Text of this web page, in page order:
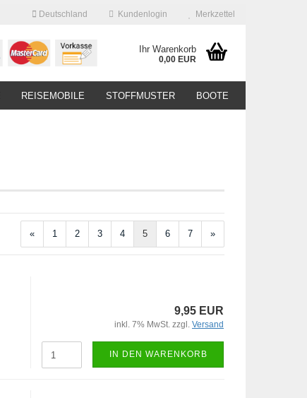
Deutschland Kundenlogin Merkzettel
Ihr Warenkorb
0,00 EUR
REISEMOBILE STOFFMUSTER BOOTE
« 1 2 3 4 5 6 7 »
9,95 EUR
inkl. 7% MwSt. zzgl. Versand
IN DEN WARENKORB